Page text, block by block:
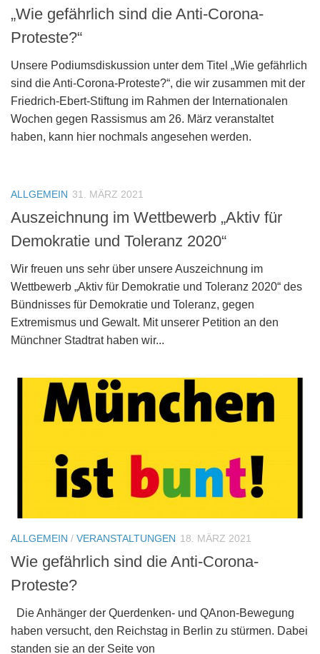
„Wie gefährlich sind die Anti-Corona-
Proteste?“
Unsere Podiumsdiskussion unter dem Titel „Wie gefährlich
sind die Anti-Corona-Proteste?“, die wir zusammen mit der
Friedrich-Ebert-Stiftung im Rahmen der Internationalen
Wochen gegen Rassismus am 26. März veranstaltet
haben, kann hier nochmals angesehen werden.
ALLGEMEIN 31. MÄRZ 2021
Auszeichnung im Wettbewerb „Aktiv für
Demokratie und Toleranz 2020“
Wir freuen uns sehr über unsere Auszeichnung im
Wettbewerb „Aktiv für Demokratie und Toleranz 2020“ des
Bündnisses für Demokratie und Toleranz, gegen
Extremismus und Gewalt. Mit unserer Petition an den
Münchner Stadtrat haben wir...
ALLGEMEIN / VERANSTALTUNGEN 18. MÄRZ 2021
Wie gefährlich sind die Anti-Corona-
Proteste?
Die Anhänger der Querdenken- und QAnon-Bewegung
haben versucht, den Reichstag in Berlin zu stürmen. Dabei
standen sie an der Seite von